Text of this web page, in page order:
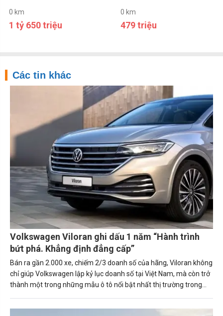
0 km
1 tỷ 650 triệu
0 km
479 triệu
Các tin khác
Volkswagen Viloran ghi dấu 1 năm “Hành trình
bứt phá. Khẳng định đẳng cấp”
Bán ra gần 2.000 xe, chiếm 2/3 doanh số của hãng, Viloran không
chỉ giúp Volkswagen lập kỷ lục doanh số tại Việt Nam, mà còn trở
thành một trong những mẫu ô tô nổi bật nhất thị trường trong